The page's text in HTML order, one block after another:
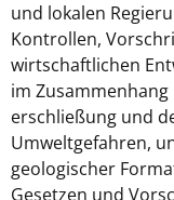
und lokalen
Kontrollen,
wirtschaftlichen
im
erschließung und
Umweltgefahren,
geologischer
Gesetzen und